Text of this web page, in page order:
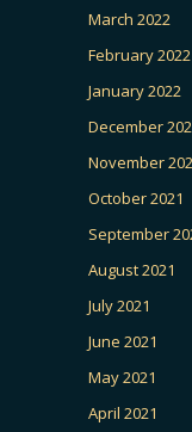
March 2022
February 2022
January 2022
December
November
October 2021
September
August 2021
July 2021
June 2021
May 2021
April 2021